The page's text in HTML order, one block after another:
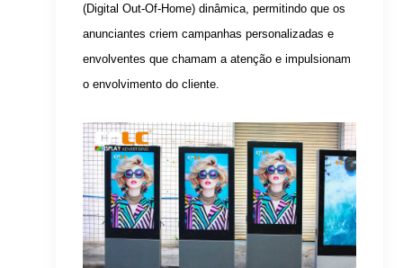
(Digital Out-Of-Home) dinâmica, permitindo que os
anunciantes criem campanhas personalizadas e
envolventes que chamam a atenção e impulsionam
o envolvimento do cliente.